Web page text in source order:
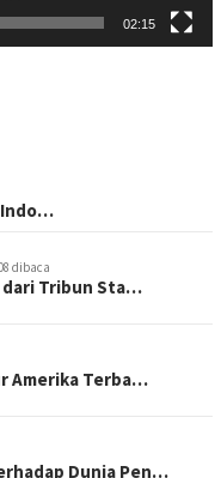
02:15
Indo…
dibaca
dari Tribun Sta…
Amerika Terba…
Dunia Pen…